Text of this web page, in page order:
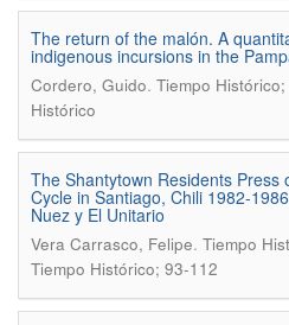
The return of the malón. A
indigenous incursions in the
Cordero, Guido. Tiempo
Histórico
The Shantytown Residents Press
Cycle in Santiago, Chili 1982-
Nuez y El Unitario
Vera Carrasco, Felipe. Tiempo
Tiempo Histórico; 93-112